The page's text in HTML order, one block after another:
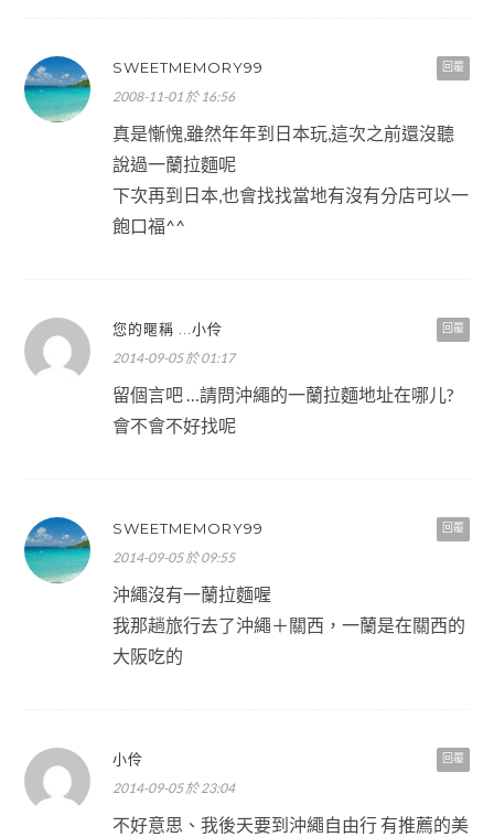
回覆
SWEETMEMORY99
2008-11-01 於 16:56
真是慚愧,雖然年年到日本玩,這次之前還沒聽
說過一蘭拉麵呢
下次再到日本,也會找找當地有沒有分店可以一
飽口福^^
回覆
您的暱稱 ...小伶
2014-09-05 於 01:17
留個言吧 …請問沖繩的一蘭拉麵地址在哪儿?
會不會不好找呢
回覆
SWEETMEMORY99
2014-09-05 於 09:55
沖繩沒有一蘭拉麵喔
我那趟旅行去了沖繩＋關西，一蘭是在關西的
大阪吃的
回覆
小伶
2014-09-05 於 23:04
不好意思、我後天要到沖繩自由行 有推薦的美